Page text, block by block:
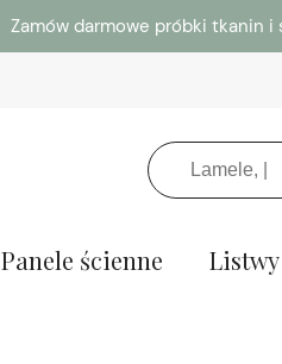
Zamów darmowe próbki tkanin i
Panele ścienne Listwy